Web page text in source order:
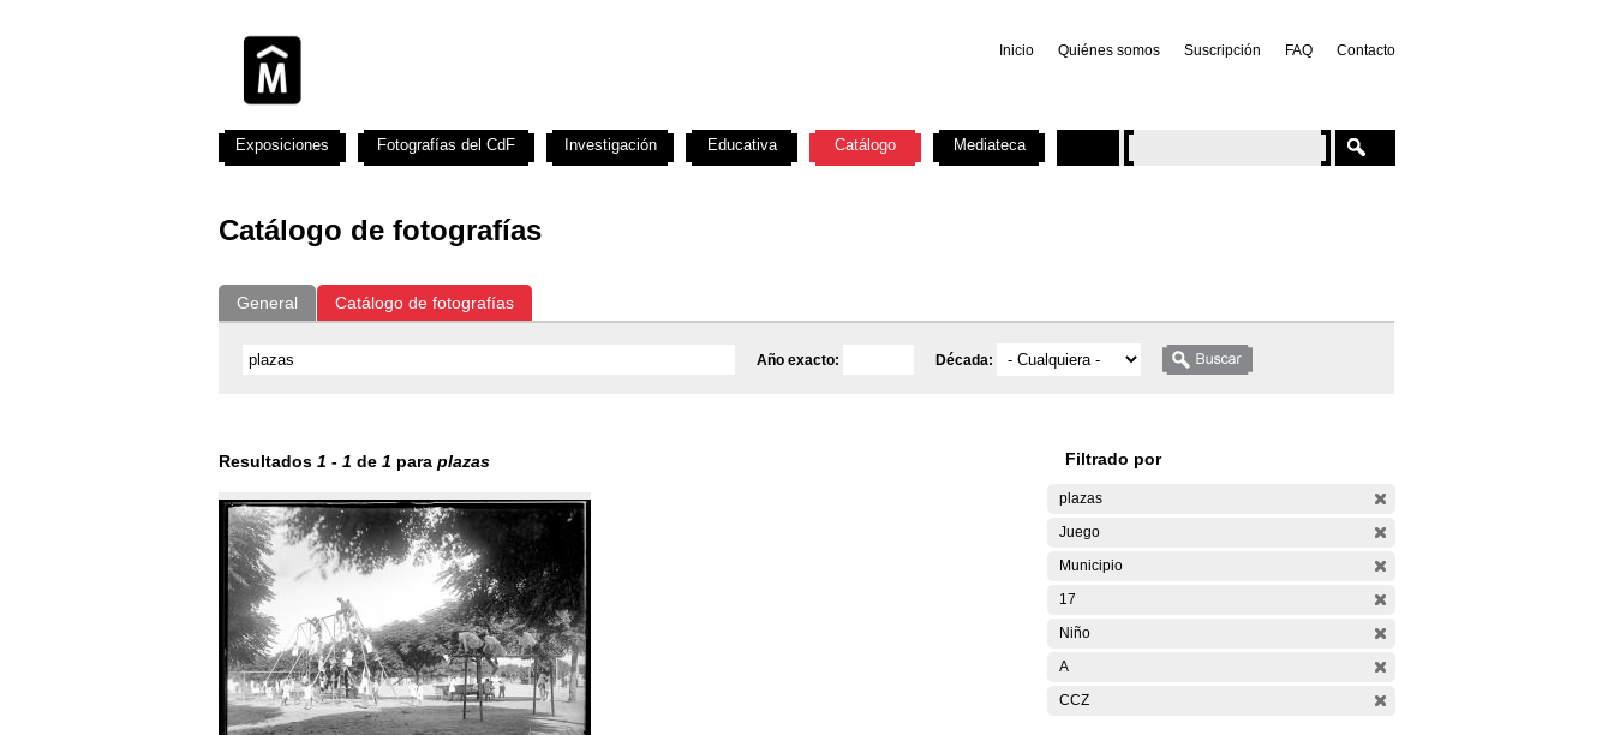
Inicio Quiénes somos Suscripción FAQ Contacto
Catálogo de fotografías
General Catálogo de fotografías
Año exacto: Década:
Resultados 1 - 1 de 1 para plazas Filtrado por
plazas
Juego
Municipio
17
Niño
A
CCZ
Exposiciones Fotografías del CdF Investigación Educativa Catálogo Mediateca